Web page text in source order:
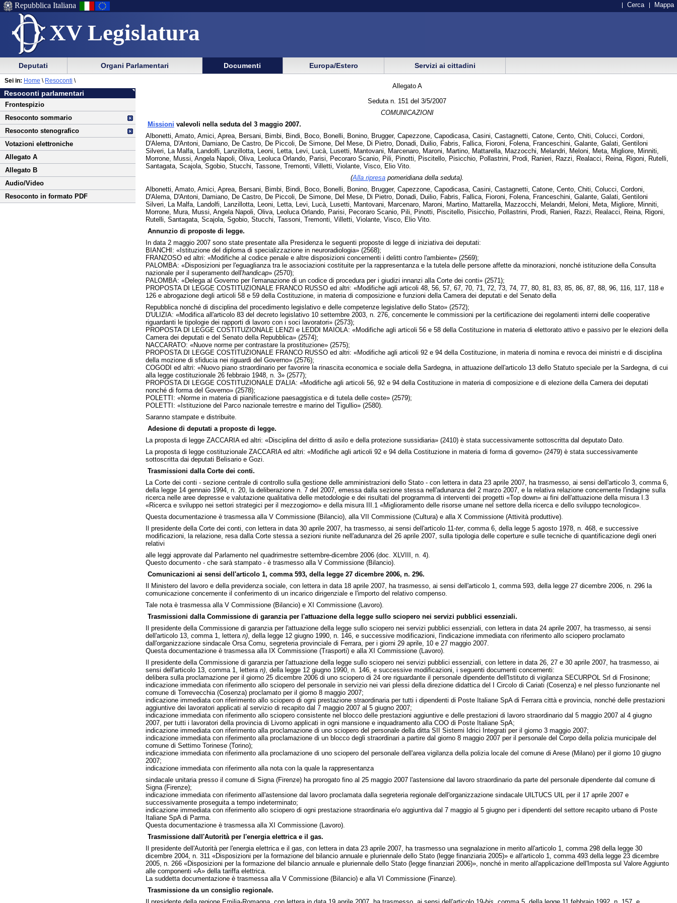
XV Legislatura
Menu
di
ausilio
alla
navigazione
Menu
di
navigazione
principale
Repubblica Italiana Cerca Mappa
Menu
di
navigazione
principale
menu
di
sezione
Deputati Organi Parlamentari Documenti Europa/Estero Servizi ai cittadini
Vai
al
contenuto
Resoconti parlamentari
Frontespizio
Resoconto sommario
Resoconto stenografico
Votazioni elettroniche
Allegato A
Allegato B
Audio/Video
Resoconto in formato PDF
Sei in: Home \ Resoconti \
Allegato A
Seduta n. 151 del 3/5/2007
COMUNICAZIONI
Missioni valevoli nella seduta del 3 maggio 2007.
Albonetti, Amato, Amici, Aprea, Bersani, Bimbi, Bindi, Boco, Bonelli, Bonino, Brugger, Capezzone, Capodicasa, Casini, Castagnetti, Catone, Cento, Chiti, Colucci, Cordoni,
D'Alema, D'Antoni, Damiano, De Castro, De Piccoli, De Simone, Del Mese, Di Pietro, Donadi, Duilio, Fabris, Fallica, Fioroni, Folena, Franceschini, Galante, Galati, Gentiloni
Silveri, La Malfa, Landolfi, Lanzillotta, Leoni, Letta, Levi, Lucà, Lusetti, Mantovani, Marcenaro, Maroni, Martino, Mattarella, Mazzocchi, Melandri, Meloni, Meta, Migliore, Minniti,
Morrone, Mussi, Angela Napoli, Oliva, Leoluca Orlando, Parisi, Pecoraro Scanio, Pili, Pinotti, Piscitello, Pisicchio, Pollastrini, Prodi, Ranieri, Razzi, Realacci, Reina, Rigoni, Rutelli,
Santagata, Scajola, Sgobio, Stucchi, Tassone, Tremonti, Villetti, Violante, Visco, Elio Vito.
(Alla ripresapomeridiana della seduta).
Albonetti, Amato, Amici, Aprea, Bersani, Bimbi, Bindi, Boco, Bonelli, Bonino, Brugger, Capezzone, Capodicasa, Casini, Castagnetti, Catone, Cento, Chiti, Colucci, Cordoni,
D'Alema, D'Antoni, Damiano, De Castro, De Piccoli, De Simone, Del Mese, Di Pietro, Donadi, Duilio, Fabris, Fallica, Fioroni, Folena, Franceschini, Galante, Galati, Gentiloni
Silveri, La Malfa, Landolfi, Lanzillotta, Leoni, Letta, Levi, Lucà, Lusetti, Mantovani, Marcenaro, Maroni, Martino, Mattarella, Mazzocchi, Melandri, Meloni, Meta, Migliore, Minniti,
Morrone, Mura, Mussi, Angela Napoli, Oliva, Leoluca Orlando, Parisi, Pecoraro Scanio, Pili, Pinotti, Piscitello, Pisicchio, Pollastrini, Prodi, Ranieri, Razzi, Realacci, Reina, Rigoni,
Rutelli, Santagata, Scajola, Sgobio, Stucchi, Tassoni, Tremonti, Villetti, Violante, Visco, Elio Vito.
Annunzio di proposte di legge.
In data 2 maggio 2007 sono state presentate alla Presidenza le seguenti proposte di legge di iniziativa dei deputati:
BIANCHI: «Istituzione del diploma di specializzazione in neuroradiologia» (2568);
FRANZOSO ed altri: «Modifiche al codice penale e altre disposizioni concernenti i delitti contro l'ambiente» (2569);
PALOMBA: «Disposizioni per l'eguaglianza tra le associazioni costituite per la rappresentanza e la tutela delle persone affette da minorazioni, nonché istituzione della Consulta
nazionale per il superamento dell'handicap» (2570);
PALOMBA: «Delega al Governo per l'emanazione di un codice di procedura per i giudizi innanzi alla Corte dei conti» (2571);
PROPOSTA DI LEGGE COSTITUZIONALE FRANCO RUSSO ed altri: «Modifiche agli articoli 48, 56, 57, 67, 70, 71, 72, 73, 74, 77, 80, 81, 83, 85, 86, 87, 88, 96, 116, 117, 118 e
126 e abrogazione degli articoli 58 e 59 della Costituzione, in materia di composizione e funzioni della Camera dei deputati e del Senato della
Repubblica nonché di disciplina del procedimento legislativo e delle competenze legislative dello Stato» (2572);
D'ULIZIA: «Modifica all'articolo 83 del decreto legislativo 10 settembre 2003, n. 276, concernente le commissioni per la certificazione dei regolamenti interni delle cooperative
riguardanti le tipologie dei rapporti di lavoro con i soci lavoratori» (2573);
PROPOSTA DI LEGGE COSTITUZIONALE LENZI e LEDDI MAIOLA: «Modifiche agli articoli 56 e 58 della Costituzione in materia di elettorato attivo e passivo per le elezioni della
Camera dei deputati e del Senato della Repubblica» (2574);
NACCARATO: «Nuove norme per contrastare la prostituzione» (2575);
PROPOSTA DI LEGGE COSTITUZIONALE FRANCO RUSSO ed altri: «Modifiche agli articoli 92 e 94 della Costituzione, in materia di nomina e revoca dei ministri e di disciplina
della mozione di sfiducia nei riguardi del Governo» (2576);
COGODI ed altri: «Nuovo piano straordinario per favorire la rinascita economica e sociale della Sardegna, in attuazione dell'articolo 13 dello Statuto speciale per la Sardegna, di cui
alla legge costituzionale 26 febbraio 1948, n. 3» (2577);
PROPOSTA DI LEGGE COSTITUZIONALE D'ALIA: «Modifiche agli articoli 56, 92 e 94 della Costituzione in materia di composizione e di elezione della Camera dei deputati
nonché di forma del Governo» (2578);
POLETTI: «Norme in materia di pianificazione paesaggistica e di tutela delle coste» (2579);
POLETTI: «Istituzione del Parco nazionale terrestre e marino del Tigullio» (2580).
Saranno stampate e distribuite.
Adesione di deputati a proposte di legge.
La proposta di legge ZACCARIA ed altri: «Disciplina del diritto di asilo e della protezione sussidiaria» (2410) è stata successivamente sottoscritta dal deputato Dato.
La proposta di legge costituzionale ZACCARIA ed altri: «Modifiche agli articoli 92 e 94 della Costituzione in materia di forma di governo» (2479) è stata successivamente
sottoscritta dai deputati Belisario e Gozi.
Trasmissioni dalla Corte dei conti.
La Corte dei conti - sezione centrale di controllo sulla gestione delle amministrazioni dello Stato - con lettera in data 23 aprile 2007, ha trasmesso, ai sensi dell'articolo 3, comma 6,
della legge 14 gennaio 1994, n. 20, la deliberazione n. 7 del 2007, emessa dalla sezione stessa nell'adunanza del 2 marzo 2007, e la relativa relazione concernente l'indagine sulla
ricerca nelle aree depresse e valutazione qualitativa delle metodologie e dei risultati del programma di interventi dei progetti «Top down» ai fini dell'attuazione della misura I.3
«Ricerca e sviluppo nei settori strategici per il mezzogiorno» e della misura III.1 «Miglioramento delle risorse umane nel settore della ricerca e dello sviluppo tecnologico».
Questa documentazione è trasmessa alla V Commissione (Bilancio), alla VII Commissione (Cultura) e alla X Commissione (Attività produttive).
Il presidente della Corte dei conti, con lettera in data 30 aprile 2007, ha trasmesso, ai sensi dell'articolo 11-ter, comma 6, della legge 5 agosto 1978, n. 468, e successive
modificazioni, la relazione, resa dalla Corte stessa a sezioni riunite nell'adunanza del 26 aprile 2007, sulla tipologia delle coperture e sulle tecniche di quantificazione degli oneri
relativi
alle leggi approvate dal Parlamento nel quadrimestre settembre-dicembre 2006 (doc. XLVIII, n. 4).
Questo documento - che sarà stampato - è trasmesso alla V Commissione (Bilancio).
Comunicazioni ai sensi dell'articolo 1, comma 593, della legge 27 dicembre 2006, n. 296.
Il Ministero del lavoro e della previdenza sociale, con lettera in data 18 aprile 2007, ha trasmesso, ai sensi dell'articolo 1, comma 593, della legge 27 dicembre 2006, n. 296 la
comunicazione concernente il conferimento di un incarico dirigenziale e l'importo del relativo compenso.
Tale nota è trasmessa alla V Commissione (Bilancio) e XI Commissione (Lavoro).
Trasmissioni dalla Commissione di garanzia per l'attuazione della legge sullo sciopero nei servizi pubblici essenziali.
Il presidente della Commissione di garanzia per l'attuazione della legge sullo sciopero nei servizi pubblici essenziali, con lettera in data 24 aprile 2007, ha trasmesso, ai sensi
dell'articolo 13, comma 1, lettera n), della legge 12 giugno 1990, n. 146, e successive modificazioni, l'indicazione immediata con riferimento allo sciopero proclamato
dall'organizzazione sindacale Orsa Comu, segreteria provinciale di Ferrara, per i giorni 29 aprile, 10 e 27 maggio 2007.
Questa documentazione è trasmessa alla IX Commissione (Trasporti) e alla XI Commissione (Lavoro).
Il presidente della Commissione di garanzia per l'attuazione della legge sullo sciopero nei servizi pubblici essenziali, con lettere in data 26, 27 e 30 aprile 2007, ha trasmesso, ai
sensi dell'articolo 13, comma 1, lettera n), della legge 12 giugno 1990, n. 146, e successive modificazioni, i seguenti documenti concernenti:
delibera sulla proclamazione per il giorno 25 dicembre 2006 di uno sciopero di 24 ore riguardante il personale dipendente dell'Istituto di vigilanza SECURPOL Srl di Frosinone;
indicazione immediata con riferimento allo sciopero del personale in servizio nei vari plessi della direzione didattica del I Circolo di Cariati (Cosenza) e nel plesso funzionante nel
comune di Torrevecchia (Cosenza) proclamato per il giorno 8 maggio 2007;
indicazione immediata con riferimento allo sciopero di ogni prestazione straordinaria per tutti i dipendenti di Poste Italiane SpA di Ferrara città e provincia, nonché delle prestazioni
aggiuntive dei lavoratori applicati al servizio di recapito dal 7 maggio 2007 al 5 giugno 2007;
indicazione immediata con riferimento allo sciopero consistente nel blocco delle prestazioni aggiuntive e delle prestazioni di lavoro straordinario dal 5 maggio 2007 al 4 giugno
2007, per tutti i lavoratori della provincia di Livorno applicati in ogni mansione e inquadramento alla COO di Poste Italiane SpA;
indicazione immediata con riferimento alla proclamazione di uno sciopero del personale della ditta SII Sistemi Idrici Integrati per il giorno 3 maggio 2007;
indicazione immediata con riferimento alla proclamazione di un blocco degli straordinari a partire dal giorno 8 maggio 2007 per il personale del Corpo della polizia municipale del
comune di Settimo Torinese (Torino);
indicazione immediata con riferimento alla proclamazione di uno sciopero del personale dell'area vigilanza della polizia locale del comune di Arese (Milano) per il giorno 10 giugno
2007;
indicazione immediata con riferimento alla nota con la quale la rappresentanza
sindacale unitaria presso il comune di Signa (Firenze) ha prorogato fino al 25 maggio 2007 l'astensione dal lavoro straordinario da parte del personale dipendente dal comune di
Signa (Firenze);
indicazione immediata con riferimento all'astensione dal lavoro proclamata dalla segreteria regionale dell'organizzazione sindacale UILTUCS UIL per il 17 aprile 2007 e
successivamente proseguita a tempo indeterminato;
indicazione immediata con riferimento allo sciopero di ogni prestazione straordinaria e/o aggiuntiva dal 7 maggio al 5 giugno per i dipendenti del settore recapito urbano di Poste
Italiane SpA di Parma.
Questa documentazione è trasmessa alla XI Commissione (Lavoro).
Trasmissione dall'Autorità per l'energia elettrica e il gas.
Il presidente dell'Autorità per l'energia elettrica e il gas, con lettera in data 23 aprile 2007, ha trasmesso una segnalazione in merito all'articolo 1, comma 298 della legge 30
dicembre 2004, n. 311 «Disposizioni per la formazione del bilancio annuale e pluriennale dello Stato (legge finanziaria 2005)» e all'articolo 1, comma 493 della legge 23 dicembre
2005, n. 266 «Disposizioni per la formazione del bilancio annuale e pluriennale dello Stato (legge finanziari 2006)», nonché in merito all'applicazione dell'Imposta sul Valore Aggiunto
alle componenti «A» della tariffa elettrica.
La suddetta documentazione è trasmessa alla V Commissione (Bilancio) e alla VI Commissione (Finanze).
Trasmissione da un consiglio regionale.